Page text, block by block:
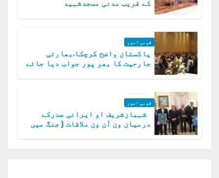
کے قریب مدنی مسجدشہید
قومی امور
پاکستان واضح کرچکا.بھارتی
جارحیت کا بھر پور جواب دیا جائے
قومی امور
شہبازشریف او ایرانی صدرکے
درمیان ون آن ون ملاقات ( جنگ میں